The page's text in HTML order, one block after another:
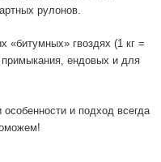
рулонов.
«битумных» гвоздях (1 кг =
ендовых и для
и подход всегда